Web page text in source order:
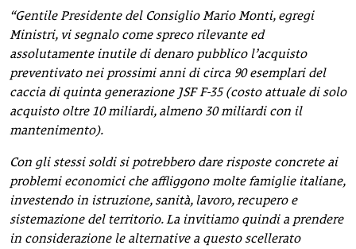
“Gentile Presidente del Consiglio Mario Monti, egregi
Ministri, vi segnalo come spreco rilevante ed
assolutamente inutile di denaro pubblico l’acquisto
preventivato nei prossimi anni di circa 90 esemplari del
caccia di quinta generazione JSF F-35 (costo attuale di solo
acquisto oltre 10 miliardi, almeno 30 miliardi con il
mantenimento).
Con gli stessi soldi si potrebbero dare risposte concrete ai
problemi economici che affliggono molte famiglie italiane,
investendo in istruzione, sanità, lavoro, recupero e
sistemazione del territorio. La invitiamo quindi a prendere
in considerazione le alternative a questo scellerato